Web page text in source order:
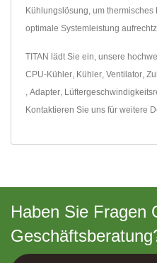
Kühlungslösung, um
optimale Systemleistung
TITAN lädt Sie ein, unsere
CPU-Kühler Kühler Ventilator
Adapter
Kontaktieren Sie uns für weitere
Haben Sie Fragen